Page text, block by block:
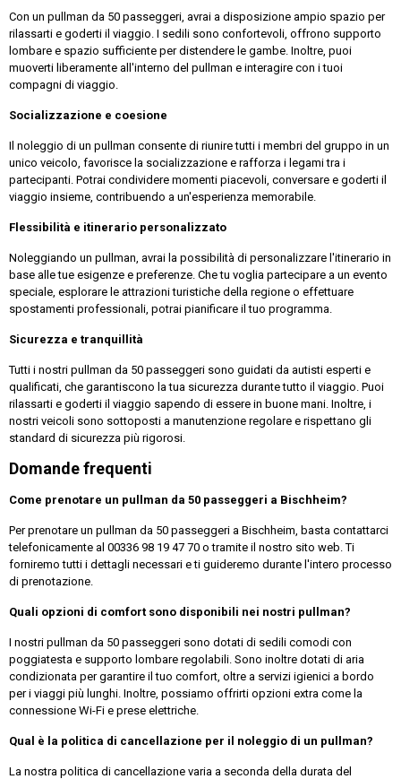
Con un pullman da 50 passeggeri, avrai a disposizione ampio spazio per
rilassarti e goderti il viaggio. I sedili sono confortevoli, offrono supporto
lombare e spazio sufficiente per distendere le gambe. Inoltre, puoi
muoverti liberamente all'interno del pullman e interagire con i tuoi
compagni di viaggio.
Socializzazione e coesione
Il noleggio di un pullman consente di riunire tutti i membri del gruppo in un
unico veicolo, favorisce la socializzazione e rafforza i legami tra i
partecipanti. Potrai condividere momenti piacevoli, conversare e goderti il
viaggio insieme, contribuendo a un'esperienza memorabile.
Flessibilità e itinerario personalizzato
Noleggiando un pullman, avrai la possibilità di personalizzare l'itinerario in
base alle tue esigenze e preferenze. Che tu voglia partecipare a un evento
speciale, esplorare le attrazioni turistiche della regione o effettuare
spostamenti professionali, potrai pianificare il tuo programma.
Sicurezza e tranquillità
Tutti i nostri pullman da 50 passeggeri sono guidati da autisti esperti e
qualificati, che garantiscono la tua sicurezza durante tutto il viaggio. Puoi
rilassarti e goderti il viaggio sapendo di essere in buone mani. Inoltre, i
nostri veicoli sono sottoposti a manutenzione regolare e rispettano gli
standard di sicurezza più rigorosi.
Domande frequenti
Come prenotare un pullman da 50 passeggeri a Bischheim?
Per prenotare un pullman da 50 passeggeri a Bischheim, basta contattarci
telefonicamente al 00336 98 19 47 70 o tramite il nostro sito web. Ti
forniremo tutti i dettagli necessari e ti guideremo durante l'intero processo
di prenotazione.
Quali opzioni di comfort sono disponibili nei nostri pullman?
I nostri pullman da 50 passeggeri sono dotati di sedili comodi con
poggiatesta e supporto lombare regolabili. Sono inoltre dotati di aria
condizionata per garantire il tuo comfort, oltre a servizi igienici a bordo
per i viaggi più lunghi. Inoltre, possiamo offrirti opzioni extra come la
connessione Wi-Fi e prese elettriche.
Qual è la politica di cancellazione per il noleggio di un pullman?
La nostra politica di cancellazione varia a seconda della durata del